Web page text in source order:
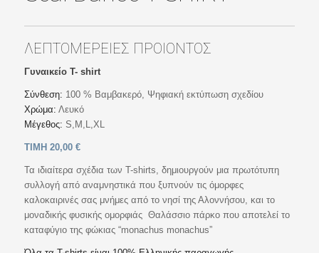
ΛΕΠΤΟΜΕΡΕΙΕΣ ΠΡΟΙΟΝΤΟΣ
Γυναικείο T- shirt
Σύνθεση: 100 % Βαμβακερό, Ψηφιακή εκτύπωση σχεδίου
Χρώμα: Λευκό
Μέγεθος: S,M,L,XL
ΤΙΜΗ 20,00 €
Τα ιδιαίτερα σχέδια των T-shirts, δημιουργούν μια πρωτότυπη
συλλογή από αναμνηστικά που ξυπνούν τις όμορφες
καλοκαιρινές σας μνήμες από το νησί της Αλοννήσου, και το
μοναδικής φυσικής ομορφιάς Θαλάσσιο πάρκο που αποτελεί το
καταφύγιο της φώκιας “monachus monachus”